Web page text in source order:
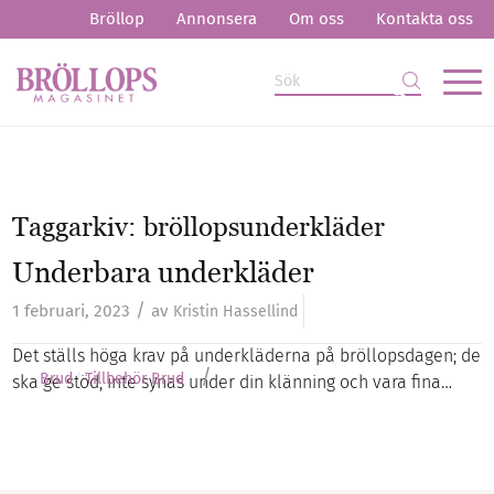
Bröllop Annonsera Om oss Kontakta oss
Taggarkiv:bröllopsunderkläder
Underbara underkläder
1 februari, 2023 / av Kristin Hassellind
Det ställs höga krav på underkläderna på bröllopsdagen; de
ska ge stöd, inte synas under din klänning och vara fina…
Brud Tillbehör Brud /